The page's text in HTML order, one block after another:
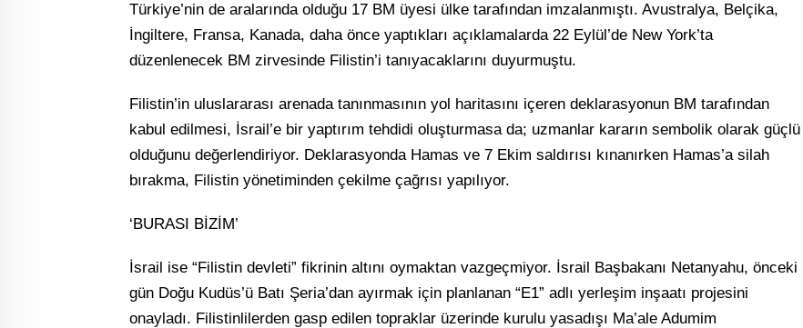
Türkiye’nin de aralarında olduğu 17 BM üyesi ülke tarafından imzalanmıştı. Avustralya, Belçika,
İngiltere, Fransa, Kanada, daha önce yaptıkları açıklamalarda 22 Eylül’de New York’ta
düzenlenecek BM zirvesinde Filistin’i tanıyacaklarını duyurmuştu.
Filistin’in uluslararası arenada tanınmasının yol haritasını içeren deklarasyonun BM tarafından
kabul edilmesi, İsrail’e bir yaptırım tehdidi oluşturmasa da; uzmanlar kararın sembolik olarak güçlü
olduğunu değerlendiriyor. Deklarasyonda Hamas ve 7 Ekim saldırısı kınanırken Hamas’a silah
bırakma, Filistin yönetiminden çekilme çağrısı yapılıyor.
‘BURASI BİZİM’
İsrail ise “Filistin devleti” fikrinin altını oymaktan vazgeçmiyor. İsrail Başbakanı Netanyahu, önceki
gün Doğu Kudüs’ü Batı Şeria’dan ayırmak için planlanan “E1” adlı yerleşim inşaatı projesini
onayladı. Filistinlilerden gasp edilen topraklar üzerinde kurulu yasadışı Ma’ale Adumim